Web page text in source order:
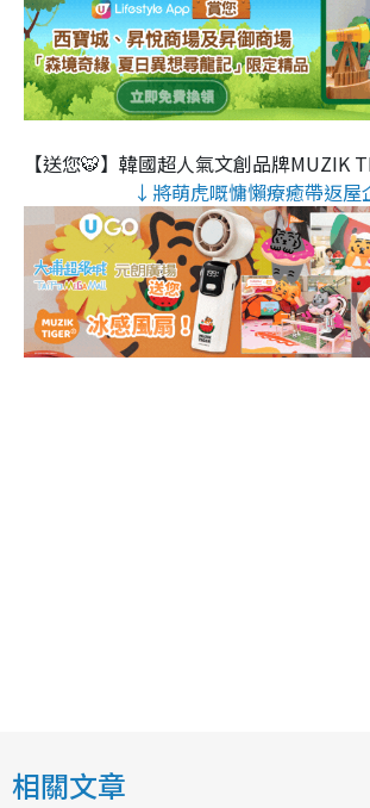
【送您🐯】韓國超人氣文創品牌MUZIK
↓將萌虎嘅慵懶療癒帶返屋
相關文章